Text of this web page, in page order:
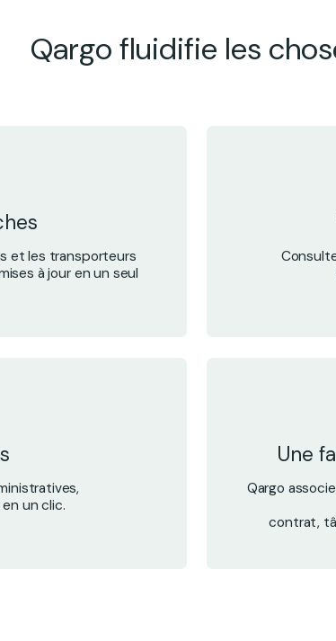
Qargo fluidifie les
et les transporteurs
à jour en un seul
un clic.
Une
Qargo
contrat,